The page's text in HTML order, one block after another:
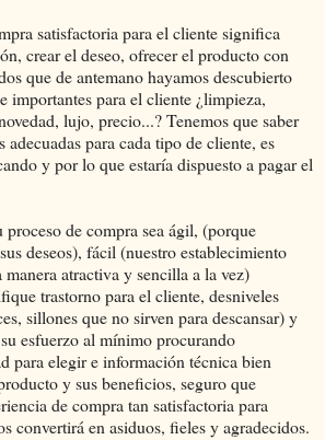
satisfactoria para el cliente significa
crear el deseo, ofrecer el producto con
que de antemano hayamos descubierto
importantes para el cliente ¿limpieza,
lujo, precio...? Tenemos que saber
adecuadas para cada tipo de cliente, es
y por lo que estaría dispuesto a pagar el
proceso de compra sea ágil, (porque
deseos), fácil (nuestro establecimiento
manera atractiva y sencilla a la vez)
trastorno para el cliente, desniveles
sillones que no sirven para descansar) y
esfuerzo al mínimo procurando
para elegir e información técnica bien
y sus beneficios, seguro que
de compra tan satisfactoria para
convertirá en asiduos, fieles y agradecidos.